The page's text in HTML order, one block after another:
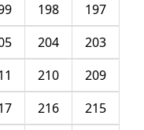
197
198
203
204
209
210
215
216